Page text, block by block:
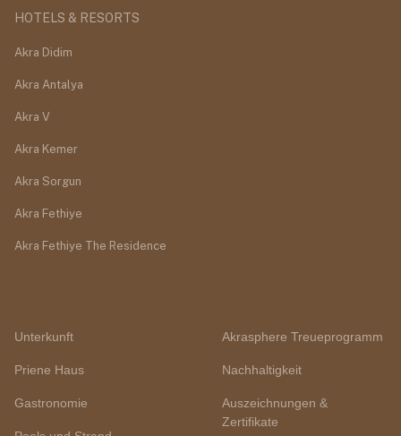
HOTELS & RESORTS
Akra Didim
Akra Antalya
Akra V
Akra Kemer
Akra Sorgun
Akra Fethiye
Akra Fethiye The Residence
Unterkunft
Priene Haus
Gastronomie
Akrasphere Treueprogramm
Nachhaltigkeit
Auszeichnungen &
Zertifikate